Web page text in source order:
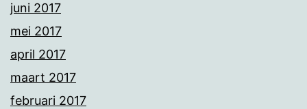
juni 2017
mei 2017
april 2017
maart 2017
februari 2017